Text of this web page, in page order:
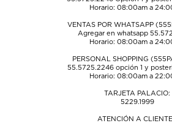
Horario: 08:00am a
VENTAS POR WHATSAPP
Agregar en whatsapp
Horario: 08:00am a
PERSONAL SHOPPING
55.5725.2246opción 1 y
Horario: 08:00am a
TARJETA PALACIO:
5229.1999
ATENCIÓN A